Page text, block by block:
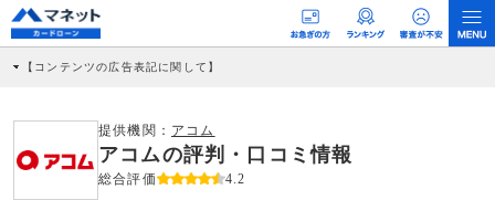
【コンテンツの広告表記に関して】
社に対して企業から紹介報酬が支払われるという収益モデルです。 ただし、特定の
商品を根拠なくPRするものではなく、当編集部の調査／ユーザーへの口コミ収集な
どに基づき、公平性を担保した情報提供を行っています。
>提携企業一覧
提供機関： アコム
アコムの評判・口コミ情報
総合評価 4.2